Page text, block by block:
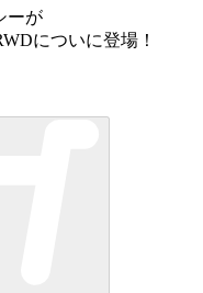
ーが
についに登場！